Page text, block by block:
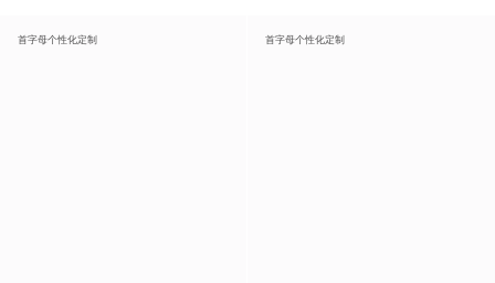
首字母个性化定制 首字母个性化定制